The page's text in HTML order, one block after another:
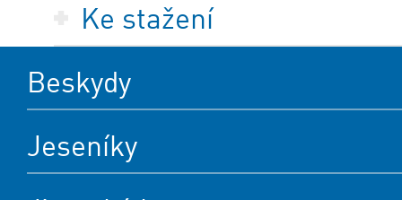
Ke stažení
Beskydy
Jeseníky